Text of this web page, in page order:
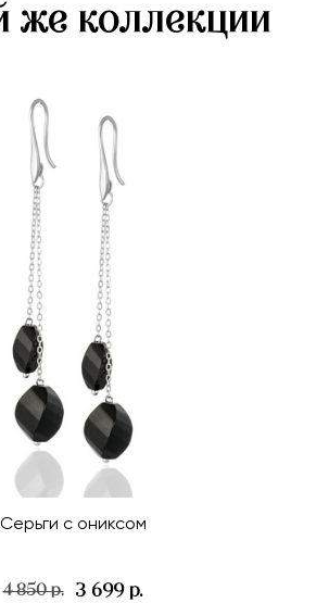
же коллекции
Серьги с ониксом
4 850 р. 3 699 р.